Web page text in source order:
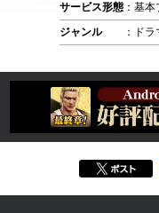
サービス形態 ：基
ジャンル
：ド